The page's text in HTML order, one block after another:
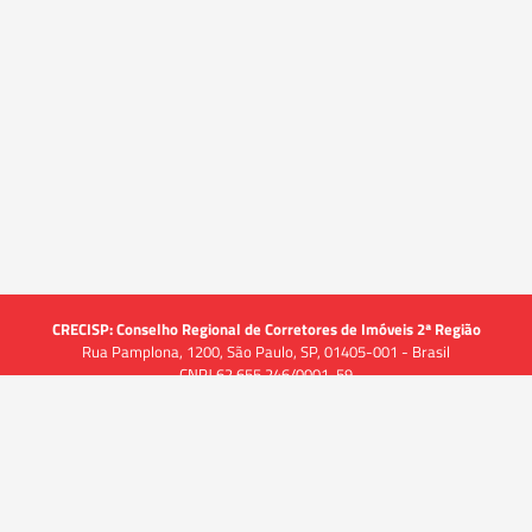
CRECISP: Conselho Regional de Corretores de Imóveis 2ª Região
Rua Pamplona, 1200, São Paulo, SP, 01405-001 - Brasil
CNPJ 62.655.246/0001-59